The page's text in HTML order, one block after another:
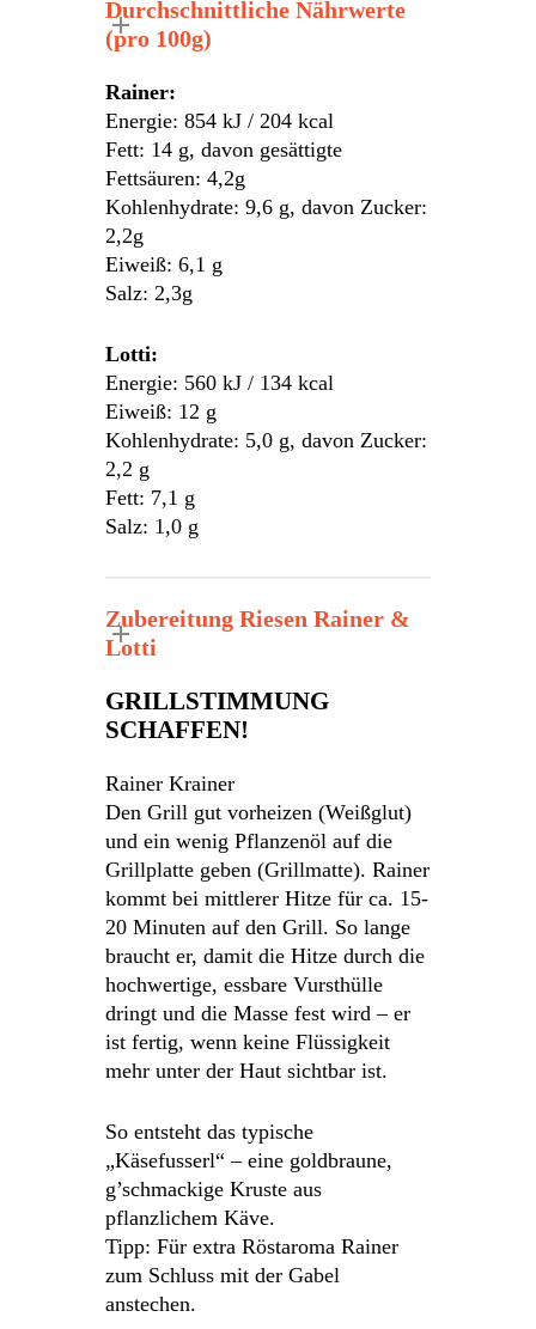
Durchschnittliche Nährwerte
(pro 100g)
Rainer:
Energie: 854 kJ / 204 kcal
Fett: 14 g, davon gesättigte
Fettsäuren: 4,2g
Kohlenhydrate: 9,6 g, davon Zucker:
2,2g
Eiweiß: 6,1 g
Salz: 2,3g
Lotti:
Energie: 560 kJ / 134 kcal
Eiweiß: 12 g
Kohlenhydrate: 5,0 g, davon Zucker:
2,2 g
Fett: 7,1 g
Salz: 1,0 g
Zubereitung Riesen Rainer &
Lotti
GRILLSTIMMUNG
SCHAFFEN!
Rainer Krainer
Den Grill gut vorheizen (Weißglut)
und ein wenig Pflanzenöl auf die
Grillplatte geben (Grillmatte). Rainer
kommt bei mittlerer Hitze für ca. 15-
20 Minuten auf den Grill. So lange
braucht er, damit die Hitze durch die
hochwertige, essbare Vursthülle
dringt und die Masse fest wird – er
ist fertig, wenn keine Flüssigkeit
mehr unter der Haut sichtbar ist.
So entsteht das typische
„Käsefusserl“ – eine goldbraune,
g’schmackige Kruste aus
pflanzlichem Käve.
Tipp: Für extra Röstaroma Rainer
zum Schluss mit der Gabel
anstechen.